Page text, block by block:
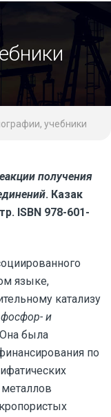
учебники
получения
. Казак
ISBN 978-601-
языке,
катализу
фосфор- и
была
по
металлов